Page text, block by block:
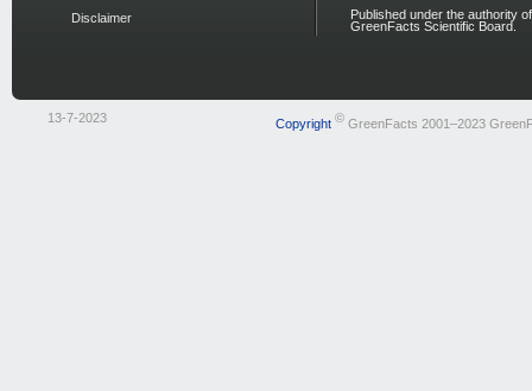
Disclaimer
Published under the authority
GreenFacts Scientific Board.
13-7-2023 Copyright ©GreenFacts 2001–2023